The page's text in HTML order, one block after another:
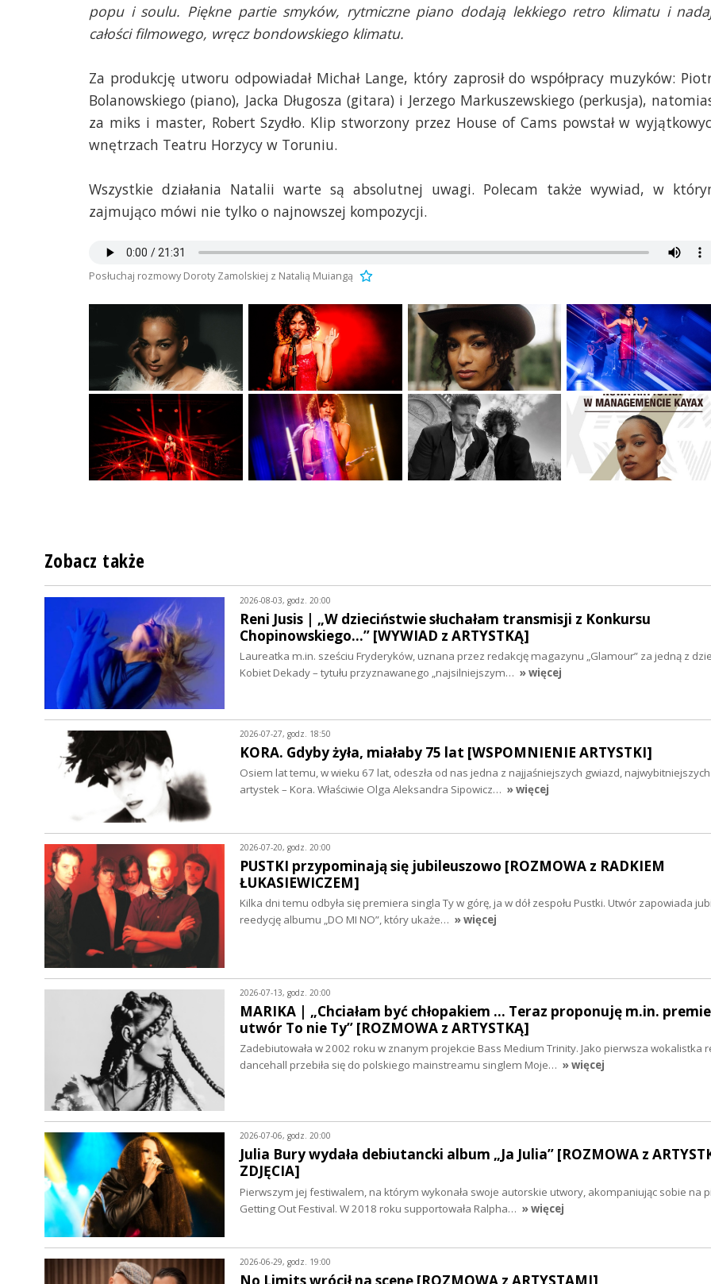
popu i soulu. Piękne partie smyków, rytmiczne piano dodają lekkiego retro klimatu i
całości filmowego, wręcz bondowskiego klimatu.
Za produkcję utworu odpowiadał Michał Lange, który zaprosił do współpracy muzyków:
Bolanowskiego (piano), Jacka Długosza (gitara) i Jerzego Markuszewskiego (perkusja),
za miks i master, Robert Szydło. Klip stworzony przez House of Cams powstał w
wnętrzach Teatru Horzycy w Toruniu.
Wszystkie działania Natalii warte są absolutnej uwagi. Polecam także wywiad, w
zajmująco mówi nie tylko o najnowszej kompozycji.
Posłuchaj rozmowy Doroty Zamolskiej z Natalią Muiangą
Zobacz także
2026-08-03, godz. 20:00
Reni Jusis | „W dzieciństwie słuchałam transmisji z Konkursu
Chopinowskiego…” [WYWIAD z ARTYSTKĄ]
Laureatka m.in. sześciu Fryderyków, uznana przez redakcję magazynu „Glamour” za jedną z
Kobiet Dekady – tytułu przyznawanego „najsilniejszym… » więcej
2026-07-27, godz. 18:50
KORA. Gdyby żyła, miałaby 75 lat [WSPOMNIENIE ARTYSTKI]
Osiem lat temu, w wieku 67 lat, odeszła od nas jedna z najjaśniejszych gwiazd,
artystek – Kora. Właściwie Olga Aleksandra Sipowicz… » więcej
2026-07-20, godz. 20:00
PUSTKI przypominają się jubileuszowo [ROZMOWA z RADKIEM
ŁUKASIEWICZEM]
Kilka dni temu odbyła się premiera singla Ty w górę, ja w dół zespołu Pustki. Utwór zapowiada
reedycję albumu „DO MI NO”, który ukaże… » więcej
2026-07-13, godz. 20:00
MARIKA | „Chciałam być chłopakiem ... Teraz proponuję m.in.
utwór To nie Ty” [ROZMOWA z ARTYSTKĄ]
Zadebiutowała w 2002 roku w znanym projekcie Bass Medium Trinity. Jako pierwsza wokalistka
dancehall przebiła się do polskiego mainstreamu singlem Moje… » więcej
2026-07-06, godz. 20:00
Julia Bury wydała debiutancki album „Ja Julia” [ROZMOWA z
ZDJĘCIA]
Pierwszym jej festiwalem, na którym wykonała swoje autorskie utwory, akompaniując sobie na
Getting Out Festival. W 2018 roku supportowała Ralpha… » więcej
2026-06-29, godz. 19:00